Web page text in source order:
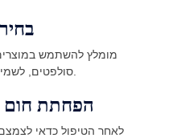
מומלץ להשתמש
סולפטים, לשמירה על שיער ועל בריאות השיער.
הפחתת חום
לאחר הטיפול כדאי